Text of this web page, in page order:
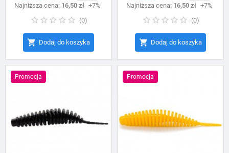
podstawowa
Najniższa cena: 16,50 zł +7%
(0)
 Dodaj do koszyka
podstawowa
Najniższa cena: 16,50 zł +7%
(0)
 Dodaj do koszyka
Promocja Promocja